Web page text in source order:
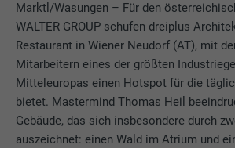
Marktl/Wasungen – Für den
WALTER GROUP schufen dreiplus
Restaurant in Wiener Neudorf (AT), mit
Mitarbeitern eines der größten
Mitteleuropas einen Hotspot für die
bietet. Mastermind Thomas Heil
Gebäude, das sich insbesondere durch
auszeichnet: einen Wald im Atrium und